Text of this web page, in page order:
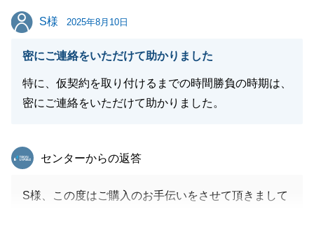
S様
S様 2025年8月10日
密にご連絡をいただけて助かりました
特に、仮契約を取り付けるまでの時間勝負の時期は、
密にご連絡をいただけて助かりました。
東急リバブル
センターからの返答
S様、この度はご購入のお手伝いをさせて頂きまして